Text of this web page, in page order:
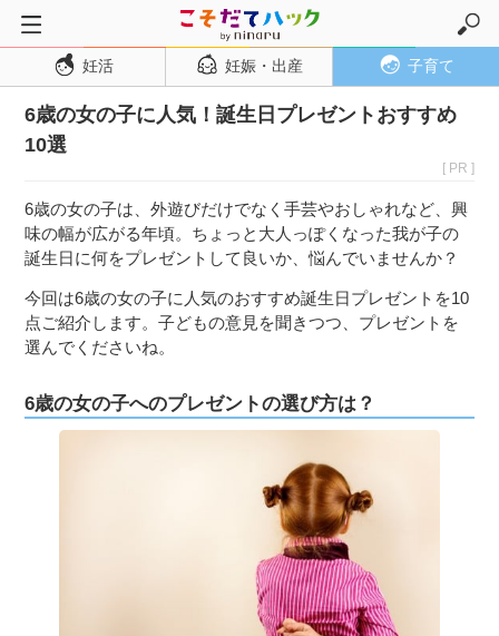
トップページ
妊活
妊娠・出産
妊娠初期
妊娠中期
妊娠後期
出産
０歳児
妊活 妊娠・出産 子育て
6歳の女の子に人気！誕生日プレゼントおすすめ
10選
[ PR ]
6歳の女の子は、外遊びだけでなく手芸やおしゃれなど、興
味の幅が広がる年頃。ちょっと大人っぽくなった我が子の
誕生日に何をプレゼントして良いか、悩んでいませんか？
今回は6歳の女の子に人気のおすすめ誕生日プレゼントを10
点ご紹介します。子どもの意見を聞きつつ、プレゼントを
選んでくださいね。
6歳の女の子へのプレゼントの選び方は？